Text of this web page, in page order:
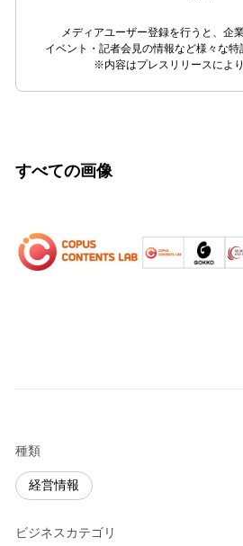
メディアユーザー登録を行うと、企
イベント・記者会見の情報など様々な特
※内容はプレスリリースにより
すべての画像
種類
経営情報
ビジネスカテゴリ